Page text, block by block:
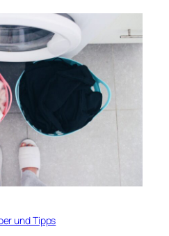
und Tipps